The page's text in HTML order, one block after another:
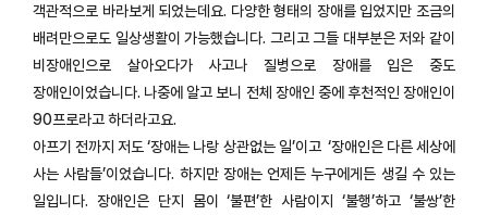
객관적으로 바라보게 되었는데요. 다양한 형태의 장애를 입었지만 조금의
배려만으로도 일상생활이 가능했습니다. 그리고 그들 대부분은 저와 같이
비장애인으로 살아오다가 사고나 질병으로 장애를 입은 중도
장애인이었습니다. 나중에 알고 보니 전체 장애인 중에 후천적인 장애인이
90프로라고 하더라고요.
아프기 전까지 저도 ‘장애는 나랑 상관없는 일’이고 ‘장애인은 다른 세상에
사는 사람들’이었습니다. 하지만 장애는 언제든 누구에게든 생길 수 있는
일입니다. 장애인은 단지 몸이 ‘불편’한 사람이지 ‘불행’하고 ‘불쌍’한